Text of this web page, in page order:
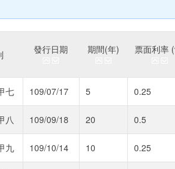
發行日期 期間(年) 票面利率
七 109/07/17 5 0.25
八 109/09/18 20 0.5
九 109/10/14 10 0.25